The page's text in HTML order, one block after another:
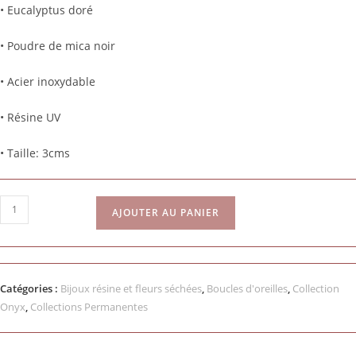
• Eucalyptus doré
• Poudre de mica noir
• Acier inoxydable
• Résine UV
• Taille: 3cms
AJOUTER AU PANIER
Catégories : Bijoux résine et fleurs séchées Boucles d'oreilles Collection
Onyx Collections Permanentes